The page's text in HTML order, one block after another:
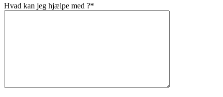
Hvad kan jeg hjælpe med ?*